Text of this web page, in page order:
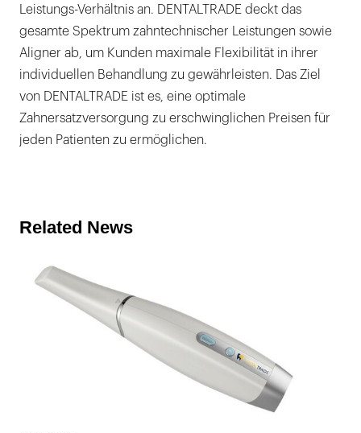
Leistungs-Verhältnis an. DENTALTRADE deckt das
gesamte Spektrum zahntechnischer Leistungen sowie
Aligner ab, um Kunden maximale Flexibilität in ihrer
individuellen Behandlung zu gewährleisten. Das Ziel
von DENTALTRADE ist es, eine optimale
Zahnersatzversorgung zu erschwinglichen Preisen für
jeden Patienten zu ermöglichen.
Related News